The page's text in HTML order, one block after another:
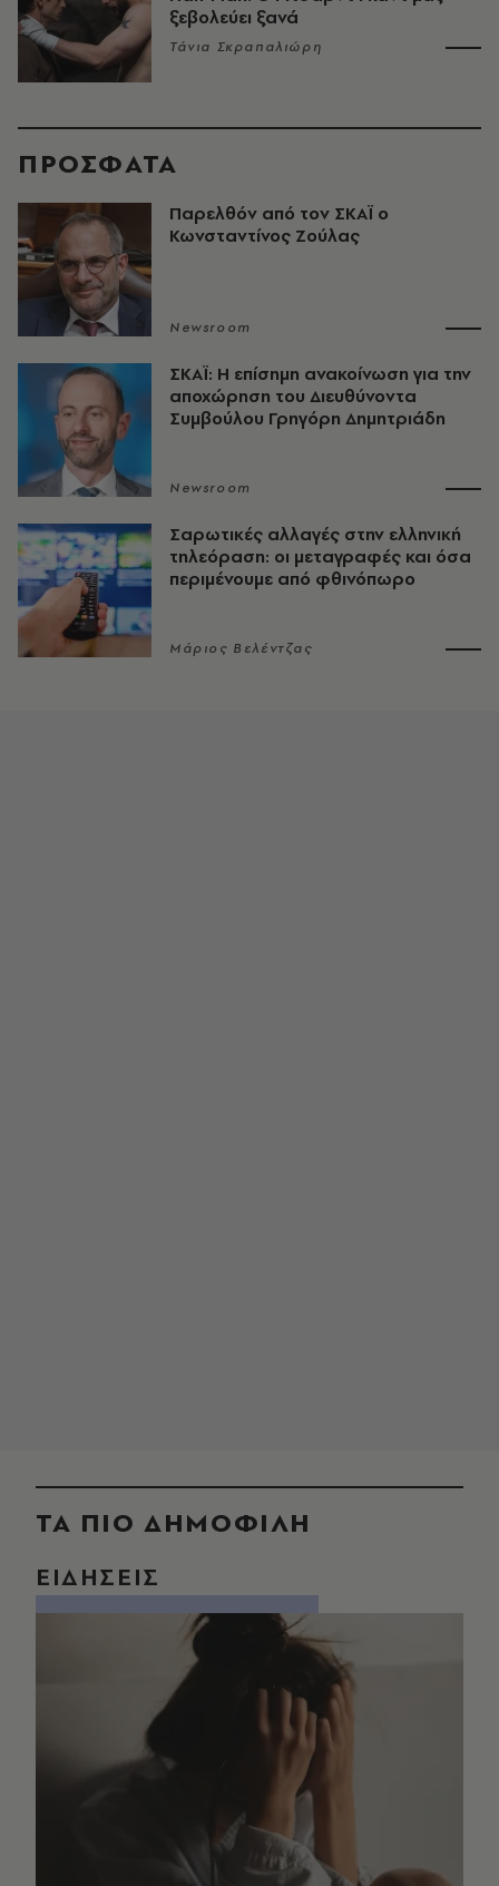
ξεβολεύει ξανά
Τάνια Σκραπαλιώρη
ΠΡΟΣΦΑΤΑ
Παρελθόν από τον ΣΚΑΪ ο
Κωνσταντίνος Ζούλας
Newsroom
ΣΚΑΪ: Η επίσημη ανακοίνωση για την
αποχώρηση του Διευθύνοντα
Συμβούλου Γρηγόρη Δημητριάδη
Newsroom
Σαρωτικές αλλαγές στην ελληνική
τηλεόραση: οι μεταγραφές και όσα
περιμένουμε από φθινόπωρο
Μάριος Βελέντζας
ΤΑ ΠΙΟ ΔΗΜΟΦΙΛΗ
ΕΙΔΗΣΕΙΣ